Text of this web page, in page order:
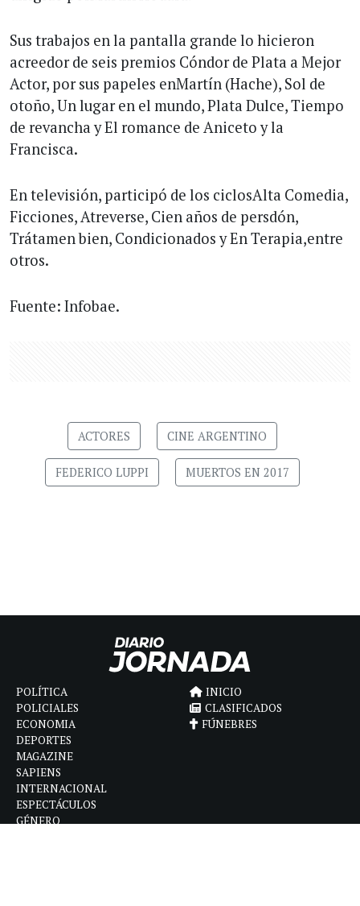
Sus trabajos en la pantalla grande lo hicieron
acreedor de seis premios Cóndor de Plata a Mejor
Actor, por sus papeles enMartín (Hache), Sol de
otoño, Un lugar en el mundo, Plata Dulce, Tiempo
de revancha y El romance de Aniceto y la
Francisca.
En televisión, participó de los ciclosAlta Comedia,
Ficciones, Atreverse, Cien años de persdón,
Trátamen bien, Condicionados y En Terapia,entre
otros.
Fuente: Infobae.
ACTORES CINE ARGENTINO
FEDERICO LUPPI MUERTOS EN 2017
POLÍTICA
POLICIALES
ECONOMIA
DEPORTES
MAGAZINE
SAPIENS
INTERNACIONAL
ESPECTÁCULOS
GÉNERO
INICIO
CLASIFICADOS
FÚNEBRES